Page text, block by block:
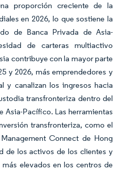
proporción creciente de la
en 2026, lo que sostiene la
de Banca Privada de Asia-
de carteras multiactivo
contribuye con la mayor parte
y 2026, más emprendedores y
y canalizan los ingresos hacia
transfronteriza dentro del
Asia-Pacífico. Las herramientas
transfronteriza, como el
Connect de Hong
de los activos de los clientes y
elevados en los centros de